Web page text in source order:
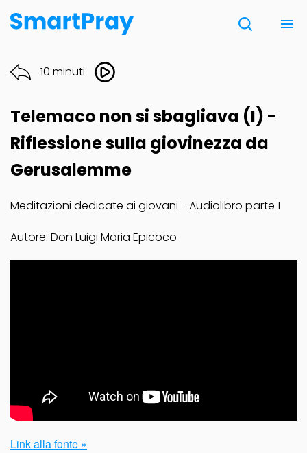
Chi siamo
Contatti
Donazione
10 minuti
Telemaco non si sbagliava (I) -
Riflessione sulla giovinezza da
Gerusalemme
Meditazioni dedicate ai giovani - Audiolibro parte 1
Autore: Don Luigi Maria Epicoco
Link alla fonte »